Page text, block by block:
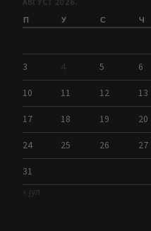
АВГУСТ 2026.
П У С Ч
3 4 5 6
10 11 12 13
17 18 19 20
24 25 26 27
31
« јул